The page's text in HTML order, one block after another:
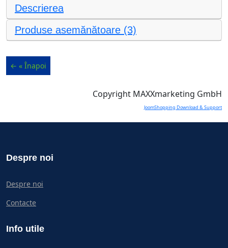
Descrierea
Produse asemănătoare (3)
Copyright MAXXmarketing GmbH
JoomShopping Download & Support
Despre noi
Despre noi
Contacte
Info utile